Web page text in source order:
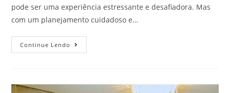
pode ser uma experiência estressante e desafiadora. Mas
com um planejamento cuidadoso e…
Continue Lendo